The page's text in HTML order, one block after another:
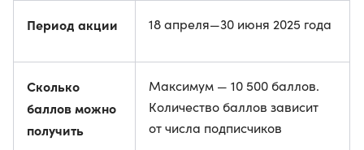
Период акции 18 апреля—30 июня 2025 года
Сколько
баллов можно
получить
Максимум — 10 500 баллов.
Количество баллов зависит
от числа подписчиков